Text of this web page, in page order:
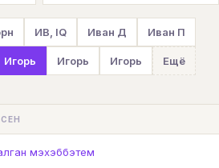
ИВ, IQ Иван Д Иван П
Игорь Игорь Игорь Ещё
мэхэббэтем